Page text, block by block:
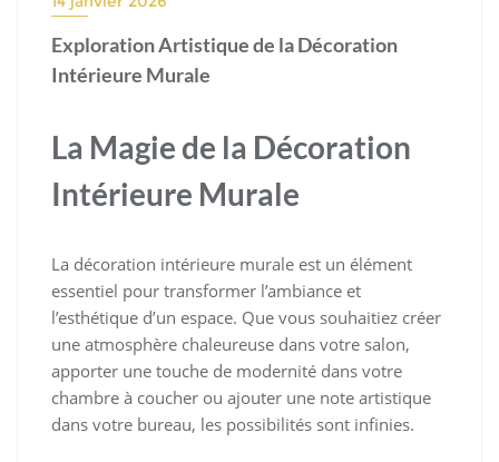
Exploration Artistique de la Décoration
Intérieure Murale
La Magie de la Décoration
Intérieure Murale
La décoration intérieure murale est un élément
essentiel pour transformer l’ambiance et
l’esthétique d’un espace. Que vous souhaitiez créer
une atmosphère chaleureuse dans votre salon,
apporter une touche de modernité dans votre
chambre à coucher ou ajouter une note artistique
dans votre bureau, les possibilités sont infinies.